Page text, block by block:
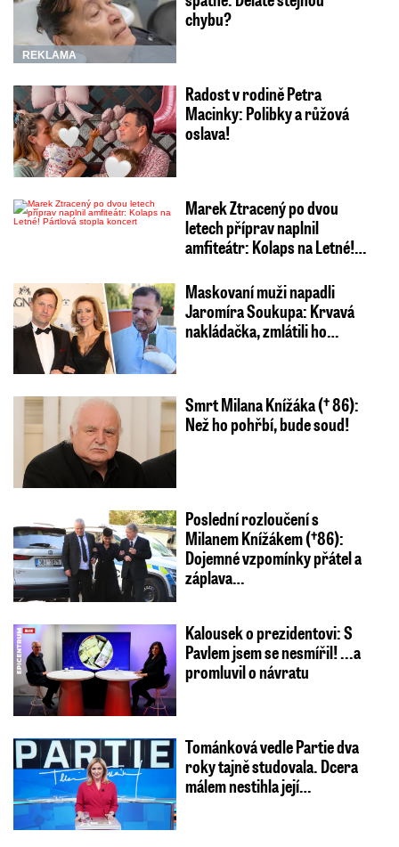
REKLAMA
chybu?
Radost v rodině Petra
Macinky: Polibky a růžová
oslava!
Marek Ztracený po dvou
letech příprav naplnil
amfiteátr: Kolaps na Letné!…
Maskovaní muži napadli
Jaromíra Soukupa: Krvavá
nakládačka, zmlátili ho…
Smrt Milana Knížáka († 86):
Než ho pohřbí, bude soud!
Poslední rozloučení s
Milanem Knížákem (†86):
Dojemné vzpomínky přátel a
záplava…
Kalousek o prezidentovi: S
Pavlem jsem se nesmířil! ...a
promluvil o návratu
Tománková vedle Partie dva
roky tajně studovala. Dcera
málem nestihla její…